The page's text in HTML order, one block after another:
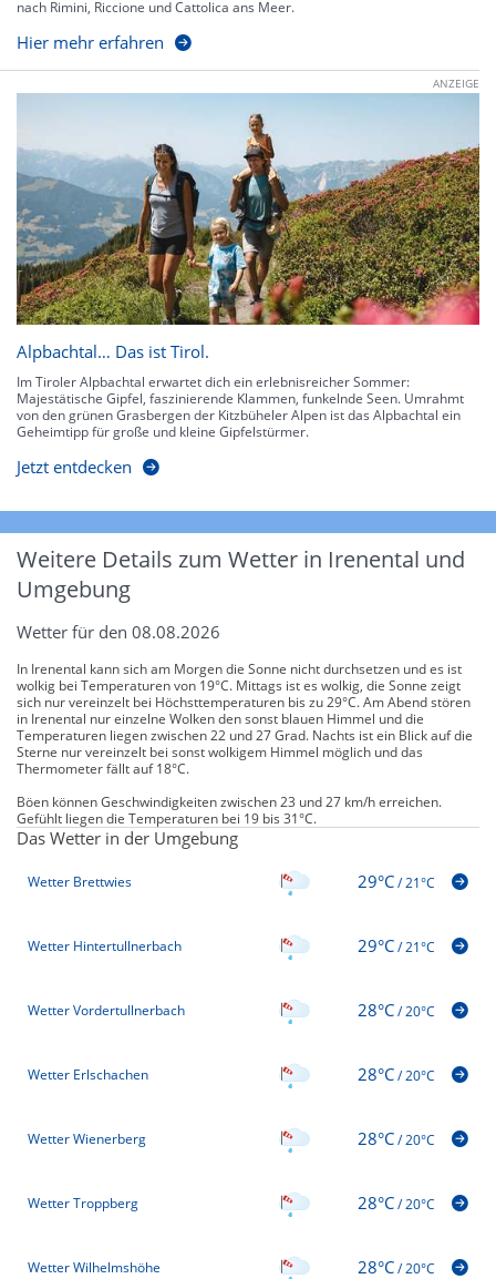
nach Rimini, Riccione und Cattolica ans Meer.
Hier mehr erfahren
ANZEIGE
Alpbachtal… Das ist Tirol.
Im Tiroler Alpbachtal erwartet dich ein erlebnisreicher Sommer:
Majestätische Gipfel, faszinierende Klammen, funkelnde Seen. Umrahmt
von den grünen Grasbergen der Kitzbüheler Alpen ist das Alpbachtal ein
Geheimtipp für große und kleine Gipfelstürmer.
Jetzt entdecken
Weitere Details zum Wetter in Irenental und
Umgebung
Wetter für den 08.08.2026
In Irenental kann sich am Morgen die Sonne nicht durchsetzen und es ist
wolkig bei Temperaturen von 19°C. Mittags ist es wolkig, die Sonne zeigt
sich nur vereinzelt bei Höchsttemperaturen bis zu 29°C. Am Abend stören
in Irenental nur einzelne Wolken den sonst blauen Himmel und die
Temperaturen liegen zwischen 22 und 27 Grad. Nachts ist ein Blick auf die
Sterne nur vereinzelt bei sonst wolkigem Himmel möglich und das
Thermometer fällt auf 18°C.
Böen können Geschwindigkeiten zwischen 23 und 27 km/h erreichen.
Gefühlt liegen die Temperaturen bei 19 bis 31°C.
Das Wetter in der Umgebung
Wetter Brettwies 29°C/21°C
Wetter Hintertullnerbach 29°C/21°C
Wetter Vordertullnerbach 28°C/20°C
Wetter Erlschachen 28°C/20°C
Wetter Wienerberg 28°C/20°C
Wetter Troppberg 28°C/20°C
Wetter Wilhelmshöhe 28°C/20°C